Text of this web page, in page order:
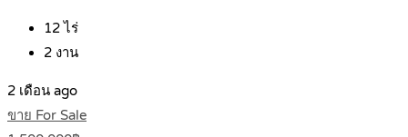
12ไร่
2 งาน
2 เดือน ago
ขาย For Sale